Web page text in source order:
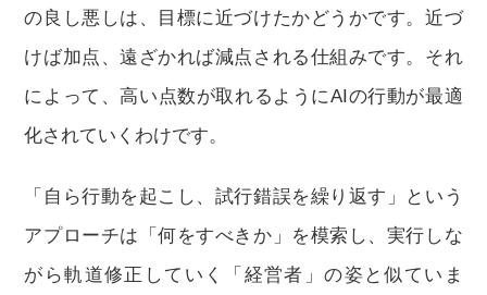
の良し悪しは、目標に近づけたかどうかです。近づ
けば加点、遠ざかれば減点される仕組みです。それ
によって、高い点数が取れるようにAIの行動が最適
化されていくわけです。
「自ら行動を起こし、試行錯誤を繰り返す」という
アプローチは「何をすべきか」を模索し、実行しな
がら軌道修正していく「経営者」の姿と似ていま